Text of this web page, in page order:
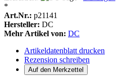
*
Art.Nr.: p21141
Hersteller: DC
Mehr Artikel von: DC
Artikeldatenblatt drucken
Rezension schreiben